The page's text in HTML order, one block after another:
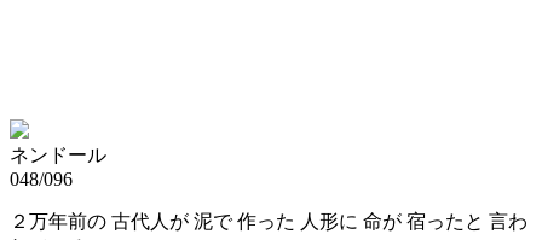
ネンドール
048/096
２万年前の 古代人が 泥で 作った 人形に 命が 宿ったと 言わ